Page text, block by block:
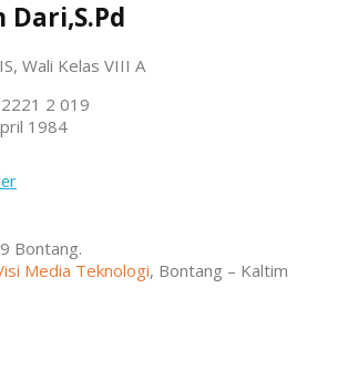
Prasarana
Wali Kelas VIII A
2 019
1984
Bontang.
Media Teknologi, Bontang – Kaltim